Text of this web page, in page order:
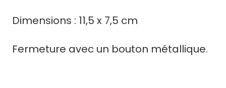
Dimensions : 11,5 x 7,5 cm
Fermeture avec un bouton métallique.